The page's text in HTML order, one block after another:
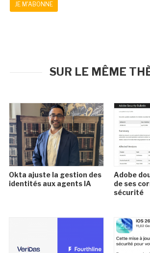
JE M'ABONNE
SUR LE MÊME
Okta ajuste la gestion des
identités aux agents IA
Adobe
de ses
sécurité